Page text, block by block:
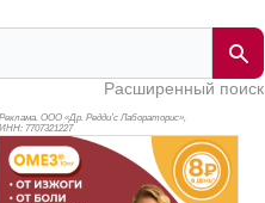
Расширенный поиск
Реклама. ООО «Др. Редди’с Лабораторис»,
ИНН: 7707321227